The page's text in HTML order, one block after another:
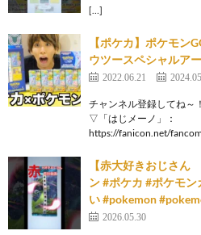
[…]
【ポケカ】ポケモン
ウツースペシャルア
2022.06.21
チャンネル登録してね～
▽「はじメーノ」：
https://fanicon.net/
【赤大好きおじさ
ン #ポケカ #ポケモ
い #pokemon
2026.05.30